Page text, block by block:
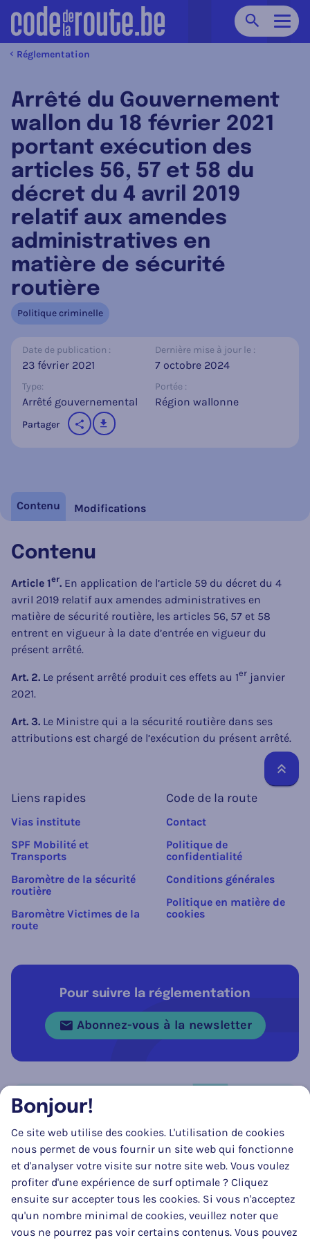
Chercher
Réglementation
Arrêté du Gouvernement
wallon du 18 février 2021
portant exécution des
articles 56, 57 et 58 du
décret du 4 avril 2019
relatif aux amendes
administratives en
matière de sécurité
routière
Politique criminelle
Date de publication :
23 février 2021
Dernière mise à jour le :
7 octobre 2024
Type:
Arrêté gouvernemental
Portée :
Région wallonne
Partager télécharger
Contenu Modifications
Contenu
Article 1er. En application de l’article 59 du décret du 4
avril 2019 relatif aux amendes administratives en
matière de sécurité routière, les articles 56, 57 et 58
entrent en vigueur à la date d’entrée en vigueur du
présent arrêté.
Art. 2. Le présent arrêté produit ces effets au 1er janvier
2021.
Art. 3. Le Ministre qui a la sécurité routière dans ses
attributions est chargé de l’exécution du présent arrêté.
Liens rapides
Vias institute
SPF Mobilité et
Transports
Baromètre de la sécurité
routière
Baromètre Victimes de la
route
Code de la route
Contact
Politique de
confidentialité
Conditions générales
Politique en matière de
cookies
Pour suivre la réglementation
Abonnez-vous à la newsletter
Suivez-nous sur
FacebookInstagramLinkedIn
Bonjour!
Ce site web utilise des cookies. L'utilisation de cookies
nous permet de vous fournir un site web qui fonctionne
et d'analyser votre visite sur notre site web. Vous voulez
profiter d'une expérience de surf optimale ? Cliquez
ensuite sur accepter tous les cookies. Si vous n'acceptez
qu'un nombre minimal de cookies, veuillez noter que
vous ne pourrez pas voir certains contenus. Vous pouvez